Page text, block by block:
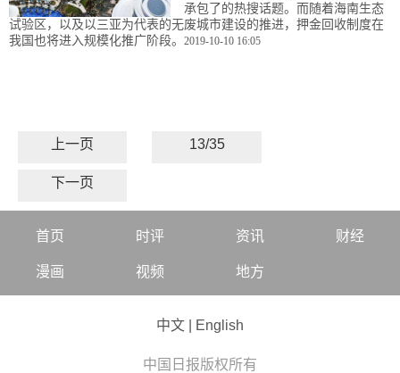
承包了的热搜话题。而随着海南生态
试验区，以及以三亚为代表的无废城市建设的推进，押金回收制度在
我国也将进入规模化推广阶段。 2019-10-10 16:05
上一页 13/35
下一页
首页 时评 资讯 财经
漫画 视频 地方
中文 English
中国日报版权所有